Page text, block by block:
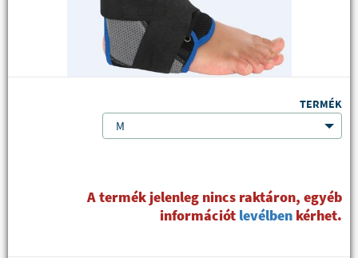
TERMÉK
M
A termék jelenleg nincs raktáron, egyéb
információt levélben kérhet.